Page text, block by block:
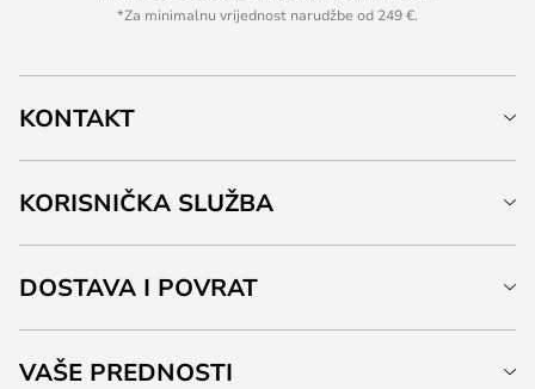
*Za minimalnu vrijednost narudžbe od 249 €.
KONTAKT
KORISNIČKA SLUŽBA
DOSTAVA I POVRAT
VAŠE PREDNOSTI